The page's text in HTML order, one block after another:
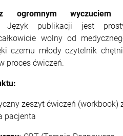
ogromnym
Język publikacji jest
wolny od
czemu młody czytelnik
proces ćwiczeń.
zeszyt ćwiczeń (workbook)
pacjenta